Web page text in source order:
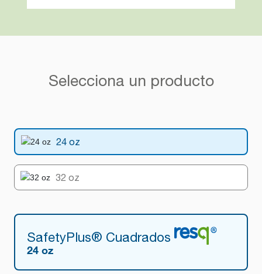
Selecciona un producto
24 oz
32 oz
SafetyPlus® Cuadrados
24 oz